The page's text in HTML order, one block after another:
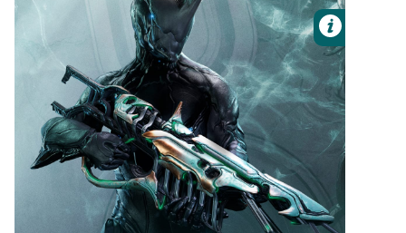
해로잉 스파이어
인페르넘 왕좌
3일 숙련도 부스터
100 플래티넘
스타터 무기 팩
100 플래티넘
아이올락